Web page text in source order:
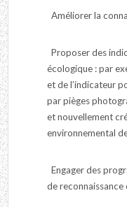
Améliorer la
Proposer des
écologique : par
et de l’indicateur
par pièges
et nouvellement
environnemental
Engager des
de reconnaissance